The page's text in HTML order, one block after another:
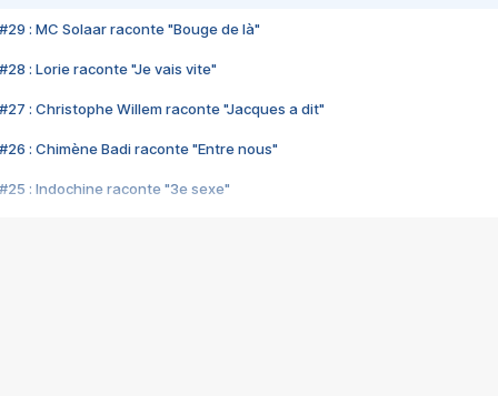
#29 : MC Solaar raconte "Bouge de là"
#28 : Lorie raconte "Je vais vite"
#27 : Christophe Willem raconte "Jacques a dit"
#26 : Chimène Badi raconte "Entre nous"
#25 : Indochine raconte "3e sexe"